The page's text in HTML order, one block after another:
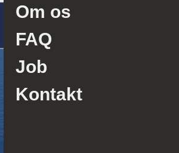
Om os
FAQ
Job
Kontakt